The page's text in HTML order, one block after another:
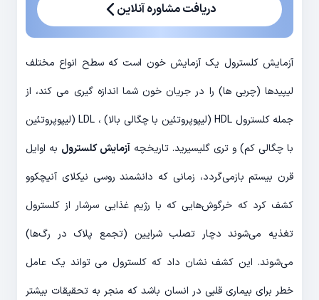
دریافت مشاوره آنلاین
آزمایش کلسترول یک آزمایش خون است که سطح انواع مختلف
لیپیدها (چربی ها) را در جریان خون شما اندازه گیری می کند، از
جمله کلسترول HDL (لیپوپروتئین با چگالی بالا) ، LDL (لیپوپروتئین
با چگالی کم) و تری گلیسیرید. تاریخچه آزمایش کلسترول به اوایل
قرن بیستم بازمی‌گردد، زمانی که دانشمند روسی نیکلای آنیچکوو
کشف کرد که خرگوش‌هایی که با رژیم غذایی سرشار از کلسترول
تغذیه می‌شوند دچار تصلب شرایین (تجمع پلاک در رگ‌ها)
می‌شوند. این کشف نشان داد که کلسترول می تواند یک عامل
خطر برای بیماری قلبی در انسان باشد که منجر به تحقیقات بیشتر